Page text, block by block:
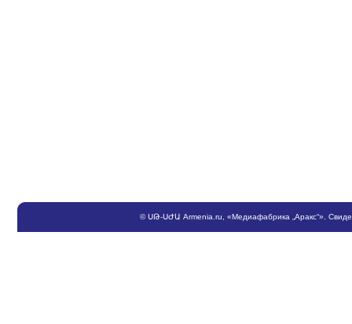
©ՍԹ-ՍԺԱ Armenia.ru , «Медиафабрика „Аракс“».